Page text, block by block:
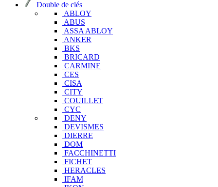
Double de clés
ABLOY
ABUS
ASSA ABLOY
ANKER
BKS
BRICARD
CARMINE
CES
CISA
CITY
COUILLET
CYC
DENY
DEVISMES
DIERRE
DOM
FACCHINETTI
FICHET
HERACLES
IFAM